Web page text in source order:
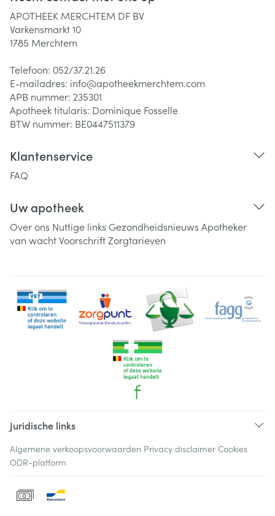
APOTHEEK MERCHTEM DF BV
Varkensmarkt 10
1785 Merchtem
Telefoon: 052/37.21.26
E-mailadres: info@apotheekmerchtem.com
APB nummer: 235301
Apotheek titularis: Dominique Fosselle
BTW nummer: BE0447511379
Klantenservice
FAQ
Uw apotheek
Over ons Nuttige links Gezondheidsnieuws Apotheker
van wachtVoorschriftZorgtarieven
Juridische links
Algemene verkoopsvoorwaarden Privacy disclaimer Cookies
ODR-platform